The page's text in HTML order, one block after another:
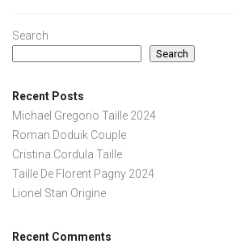
Search
Search
Recent Posts
Michael Gregorio Taille 2024
Roman Doduik Couple
Cristina Cordula Taille
Taille De Florent Pagny 2024
Lionel Stan Origine
Recent Comments